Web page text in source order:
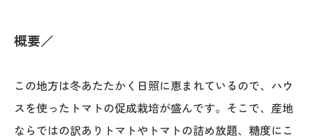
概要／
この地方は冬あたたかく日照に恵まれているので、ハウ
スを使ったトマトの促成栽培が盛んです。そこで、産地
ならではの訳ありトマトやトマトの詰め放題、糖度にこ